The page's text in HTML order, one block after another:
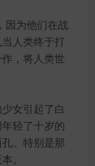
为他们在战
人类终于打
，将人类世
女引起了白
轻了十岁的
。特别是那
。